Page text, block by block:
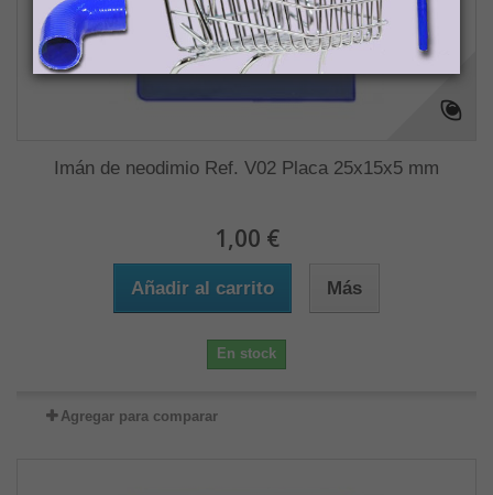
Imán de neodimio Ref. V02 Placa 25x15x5 mm
1,00 €
Añadir al carrito Más
En stock
Agregar para comparar